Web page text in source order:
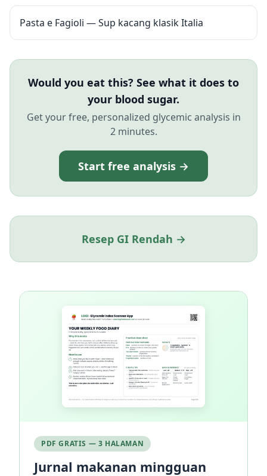
Pasta e Fagioli — Sup kacang klasik Italia
Would you eat this? See what it does to
your blood sugar.
Get your free, personalized glycemic analysis in
2 minutes.
Start free analysis →
Resep GI Rendah →
PDF GRATIS — 3 HALAMAN
Jurnal makanan mingguan